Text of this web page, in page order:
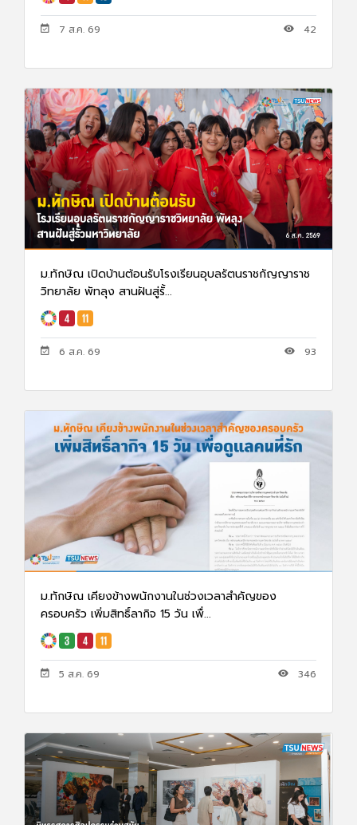
7 ส.ค. 69 42
ม.ทักษิณ เปิดบ้านต้อนรับโรงเรียนอุบลรัตนราชกัญญาราช
วิทยาลัย พัทลุง สานฝันสู่รั้...
6 ส.ค. 69 93
ม.ทักษิณ เคียงข้างพนักงานในช่วงเวลาสำคัญของ
ครอบครัว เพิ่มสิทธิ์ลากิจ 15 วัน เพื่...
5 ส.ค. 69 346